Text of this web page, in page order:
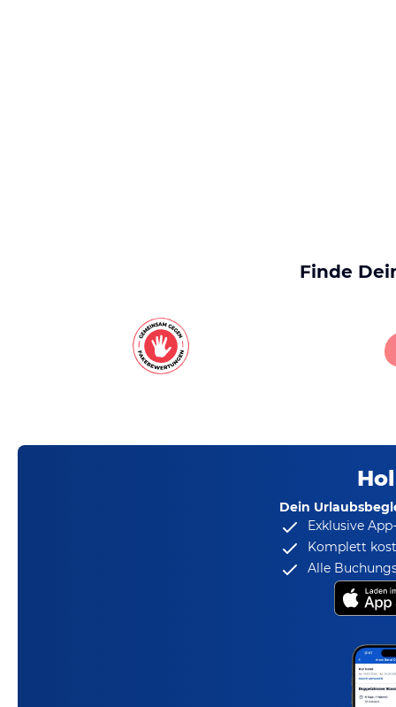
Finde
Dein
Exklusive
Komplett
Alle